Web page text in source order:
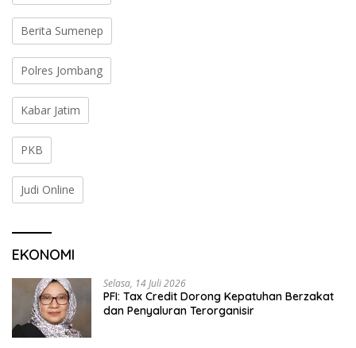
Berita Sumenep
Polres Jombang
Kabar Jatim
PKB
Judi Online
EKONOMI
Selasa, 14 Juli 2026
PFI: Tax Credit Dorong Kepatuhan Berzakat
dan Penyaluran Terorganisir